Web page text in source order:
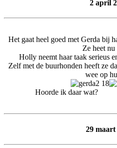
2 april
Het gaat heel goed met Gerda bij
Ze heet
Holly neemt haar taak serieus
Zelf met de buurhonden heeft ze
wee op
Hoorde ik
Loos
29 maart